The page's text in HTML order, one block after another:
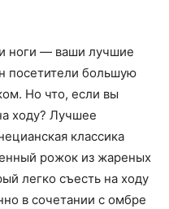
ноги — ваши лучшие
посетители большую
Но что, если вы
ходу? Лучшее
классика
рожок из жареных
легко съесть на ходу
в сочетании с омбре